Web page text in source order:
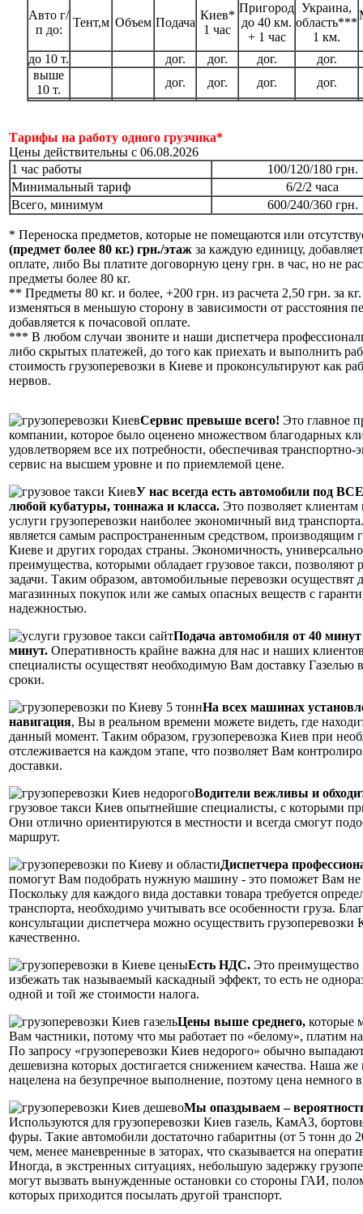
Авто г/
п до:
Тент,м Объем Подача
Киев*
1 час
Пригород
до 40 км.
+ 1 час
Украина,
область***
1 км.
до 10 т. дог. дог. дог.
дог.
выше
10 т.
дог. дог. дог. дог.
Тарифы на работу одного грузчика*
Цены действительны с 06.08.2026
1 час работы
100/120/180 грн.
Минимальный тариф
6/2/2 часа
Всего, минимум
600/240/360 грн.
* Переноска предметов, которые не помещаются или
(предмет более 80 кг.) грн./этаж за каждую единицу,
оплате, либо Вы платите договорную цену грн. в час, но не
предметы более 80 кг.
** Предметы 80 кг. и более, +200 грн. из расчета 2,50 грн. за
изменяться в меньшую сторону в зависимости от расстояния
добавляется к почасовой оплате.
*** В любом случаи звоните и наши диспетчера
либо скрытых платежей, до того как приехать и выполнить
стоимость грузоперевозки в Киеве и проконсультируют как
нервов.
Сервис превыше всего! Это главное
компании, которое было оценено множеством благодарных
удовлетворяем все их потребности, обеспечивая транспортно-
сервис на высшем уровне и по приемлемой цене.
У нас всегда есть автомобили под
любой кубатуры, тоннажа и класса. Это позволяет клиентам
услуги грузоперевозки наиболее экономичный вид
является самым распространенным средством, производящим
Киеве и других городах страны. Экономичность,
преимущества, которыми обладает грузовое такси,
задачи. Таким образом, автомобильные перевозки осуществят
магазинных покупок или же самых опасных веществ с
надежностью.
Подача автомобиля от 40 минут
минут. Оперативность крайне важна для нас и наших
специалисты осуществят необходимую Вам доставку Газелью
сроки.
На всех машинах
навигация, Вы в реальном времени можете видеть, где
данный момент. Таким образом, грузоперевозка Киев при
отслеживается на каждом этапе, что позволяет Вам
доставки.
Водители вежливы и
грузовое такси Киев опытнейшие специалисты, с которыми
Они отлично ориентируются в местности и всегда смогут
маршрут.
Диспетчера
помогут Вам подобрать нужную машину - это поможет Вам не
Поскольку для каждого вида доставки товара требуется
транспорта, необходимо учитывать все особенности груза.
консультации диспетчера можно осуществить
качественно.
Есть НДС. Это преимущество
избежать так называемый каскадный эффект, то есть не
одной и той же стоимости налога.
Цены выше среднего, которые
Вам частники, потому что мы работает по «белому», платим
По запросу «грузоперевозки Киев недорого» обычно
дешевизна которых достигается снижением качества. Наша же
нацелена на безупречное выполнение, поэтому цена немного
Мы опаздываем –
Используются для грузоперевозки Киев газель, КамАЗ,
фуры. Такие автомобили достаточно габаритны (от 5 тонн до
чем, менее маневренные в заторах, что сказывается на
Иногда, в экстренных ситуациях, небольшую задержку
могут вызвать вынужденные остановки со стороны ГАИ,
которых приходится посылать другой транспорт.